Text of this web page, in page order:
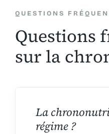
QUESTIONS
Questions
sur la
La
régime ?